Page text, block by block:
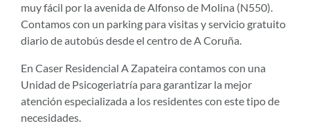
muy fácil por la avenida de Alfonso de Molina (N550).
Contamos con un parking para visitas y servicio gratuito
diario de autobús desde el centro de A Coruña.
En Caser Residencial A Zapateira contamos con una
Unidad de Psicogeriatría para garantizar la mejor
atención especializada a los residentes con este tipo de
necesidades.